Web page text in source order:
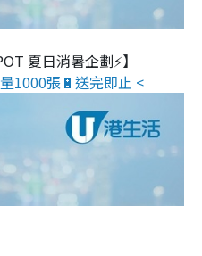
夏日消暑企劃⚡】
1000張🔋送完即止 <